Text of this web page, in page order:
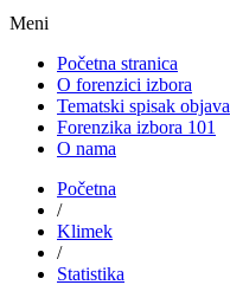
Meni
Početna stranica
O forenzici izbora
Tematski spisak objava
Forenzika izbora 101
O nama
Početna
/
Klimek
/
Statistika